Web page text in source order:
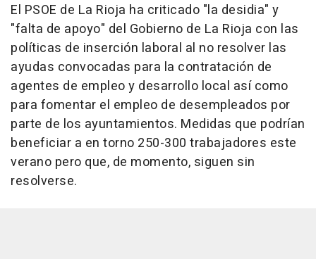
El PSOE de La Rioja ha criticado "la desidia" y
"falta de apoyo" del Gobierno de La Rioja con las
políticas de inserción laboral al no resolver las
ayudas convocadas para la contratación de
agentes de empleo y desarrollo local así como
para fomentar el empleo de desempleados por
parte de los ayuntamientos. Medidas que podrían
beneficiar a en torno 250-300 trabajadores este
verano pero que, de momento, siguen sin
resolverse.